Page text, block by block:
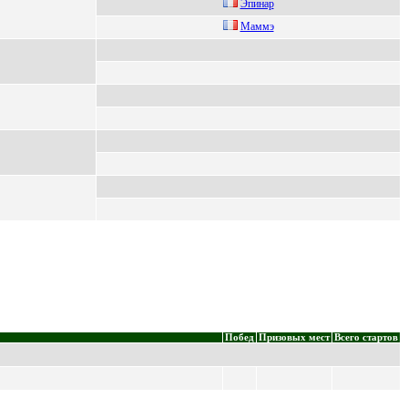
Эпинaр
Maммэ
Побед Призовых мест Всего стартов